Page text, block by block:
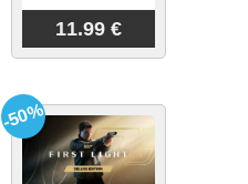
11.99 €
-50%